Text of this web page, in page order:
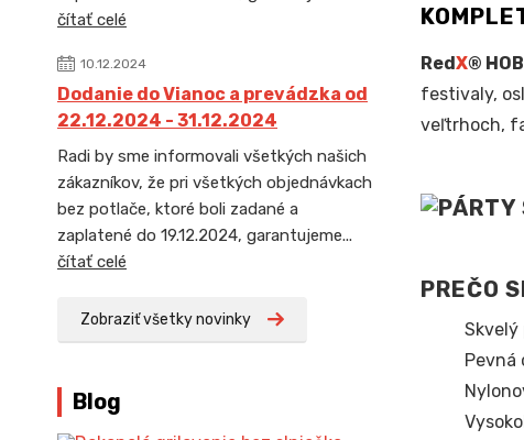
čítať celé
10.12.2024
Dodanie do Vianoc a prevádzka od
22.12.2024 - 31.12.2024
Radi by sme informovali všetkých našich
zákazníkov, že pri všetkých objednávkach
bez potlače, ktoré boli zadané a
zaplatené do 19.12.2024, garantujeme...
čítať celé
Zobraziť všetky novinky
Blog
RedX®
festivaly,
veľtrhoch,
PREČO
Skvelý
Pevná